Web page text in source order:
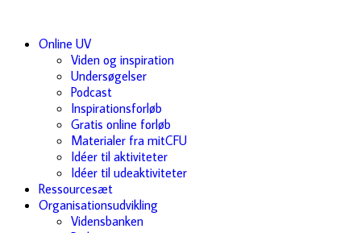
Online UV
Viden og inspiration
Undersøgelser
Podcast
Inspirationsforløb
Gratis online forløb
Materialer fra mitCFU
Idéer til aktiviteter
Idéer til udeaktiviteter
Ressourcesæt
Organisationsudvikling
Vidensbanken